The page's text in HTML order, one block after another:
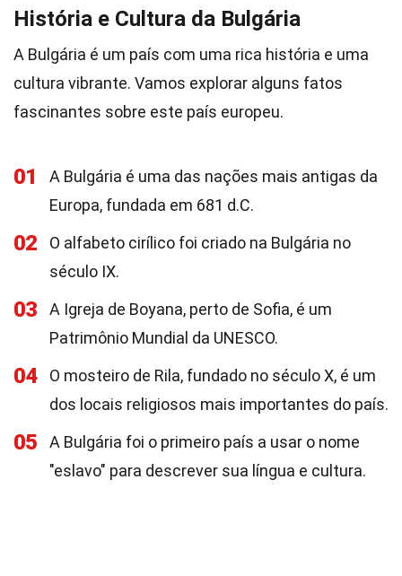
História e Cultura da Bulgária
A Bulgária é um país com uma rica história e uma
cultura vibrante. Vamos explorar alguns fatos
fascinantes sobre este país europeu.
01
A Bulgária é uma das nações mais antigas da
Europa, fundada em 681 d.C.
02
O alfabeto cirílico foi criado na Bulgária no
século IX.
03
A Igreja de Boyana, perto de Sofia, é um
Patrimônio Mundial da UNESCO.
04
O mosteiro de Rila, fundado no século X, é um
dos locais religiosos mais importantes do país.
05
A Bulgária foi o primeiro país a usar o nome
"eslavo" para descrever sua língua e cultura.